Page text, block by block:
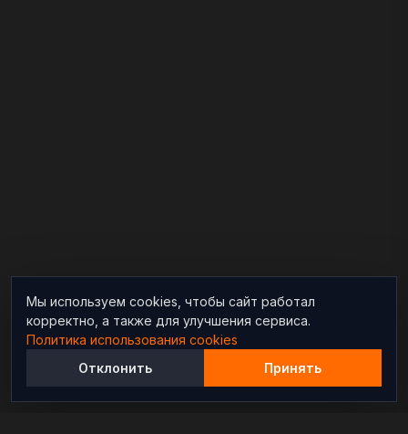
Мы используем cookies, чтобы сайт работал
корректно, а также для улучшения сервиса.
Политика использования cookies
Отклонить
Принять